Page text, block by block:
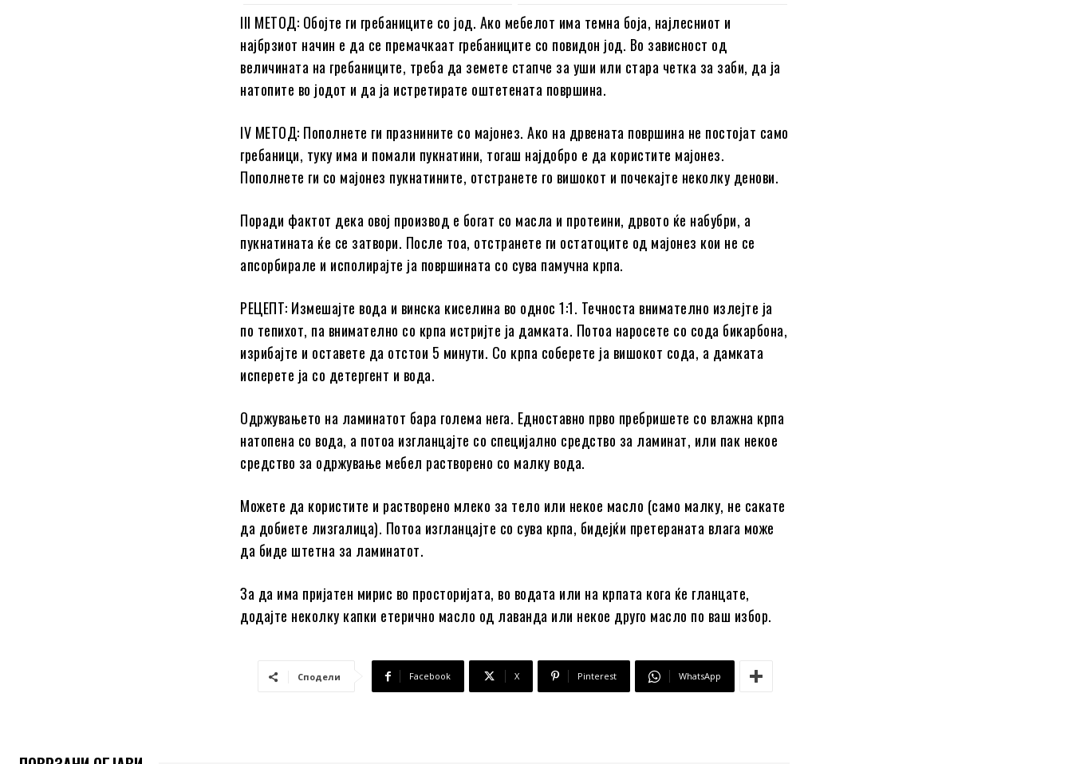
III МЕТОД: Обојте ги гребаниците со јод. Ако мебелот има темна боја, најлесниот и
најбрзиот начин е да се премачкаат гребаниците со повидон јод. Во зависност од
величината на гребаниците, треба да земете стапче за уши или стара четка за заби, да ја
натопите во јодот и да ја истретирате оштетената површина.
IV МЕТОД: Пополнете ги празнините со мајонез. Ако на дрвената површина не постојат само
гребаници, туку има и помали пукнатини, тогаш најдобро е да користите мајонез.
Пополнете ги со мајонез пукнатините, отстранете го вишокот и почекајте неколку денови.
Поради фактот дека овој производ е богат со масла и протеини, дрвото ќе набубри, а
пукнатината ќе се затвори. После тоа, отстранете ги остатоците од мајонез кои не се
апсорбирале и исполирајте ја површината со сува памучна крпа.
РЕЦЕПТ: Измешајте вода и винска киселина во однос 1:1. Течноста внимателно излејте ја
по тепихот, па внимателно со крпа истријте ја дамката. Потоа наросете со сода бикарбона,
изрибајте и оставете да отстои 5 минути. Со крпа соберете ја вишокот сода, а дамката
исперете ја со детергент и вода.
Одржувањето на ламинатот бара голема нега. Едноставно прво пребришете со влажна крпа
натопена со вода, а потоа изгланцајте со специјално средство за ламинат, или пак некое
средство за одржување мебел растворено со малку вода.
Можете да користите и растворено млеко за тело или некое масло (само малку, не сакате
да добиете лизгалица). Потоа изгланцајте со сува крпа, бидејќи претераната влага може
да биде штетна за ламинатот.
За да има пријатен мирис во просторијата, во водата или на крпата кога ќе гланцате,
додајте неколку капки етерично масло од лаванда или некое друго масло по ваш избор.
Сподели Facebook X Pinterest WhatsApp